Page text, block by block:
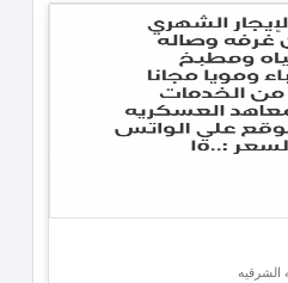
الشرقيه